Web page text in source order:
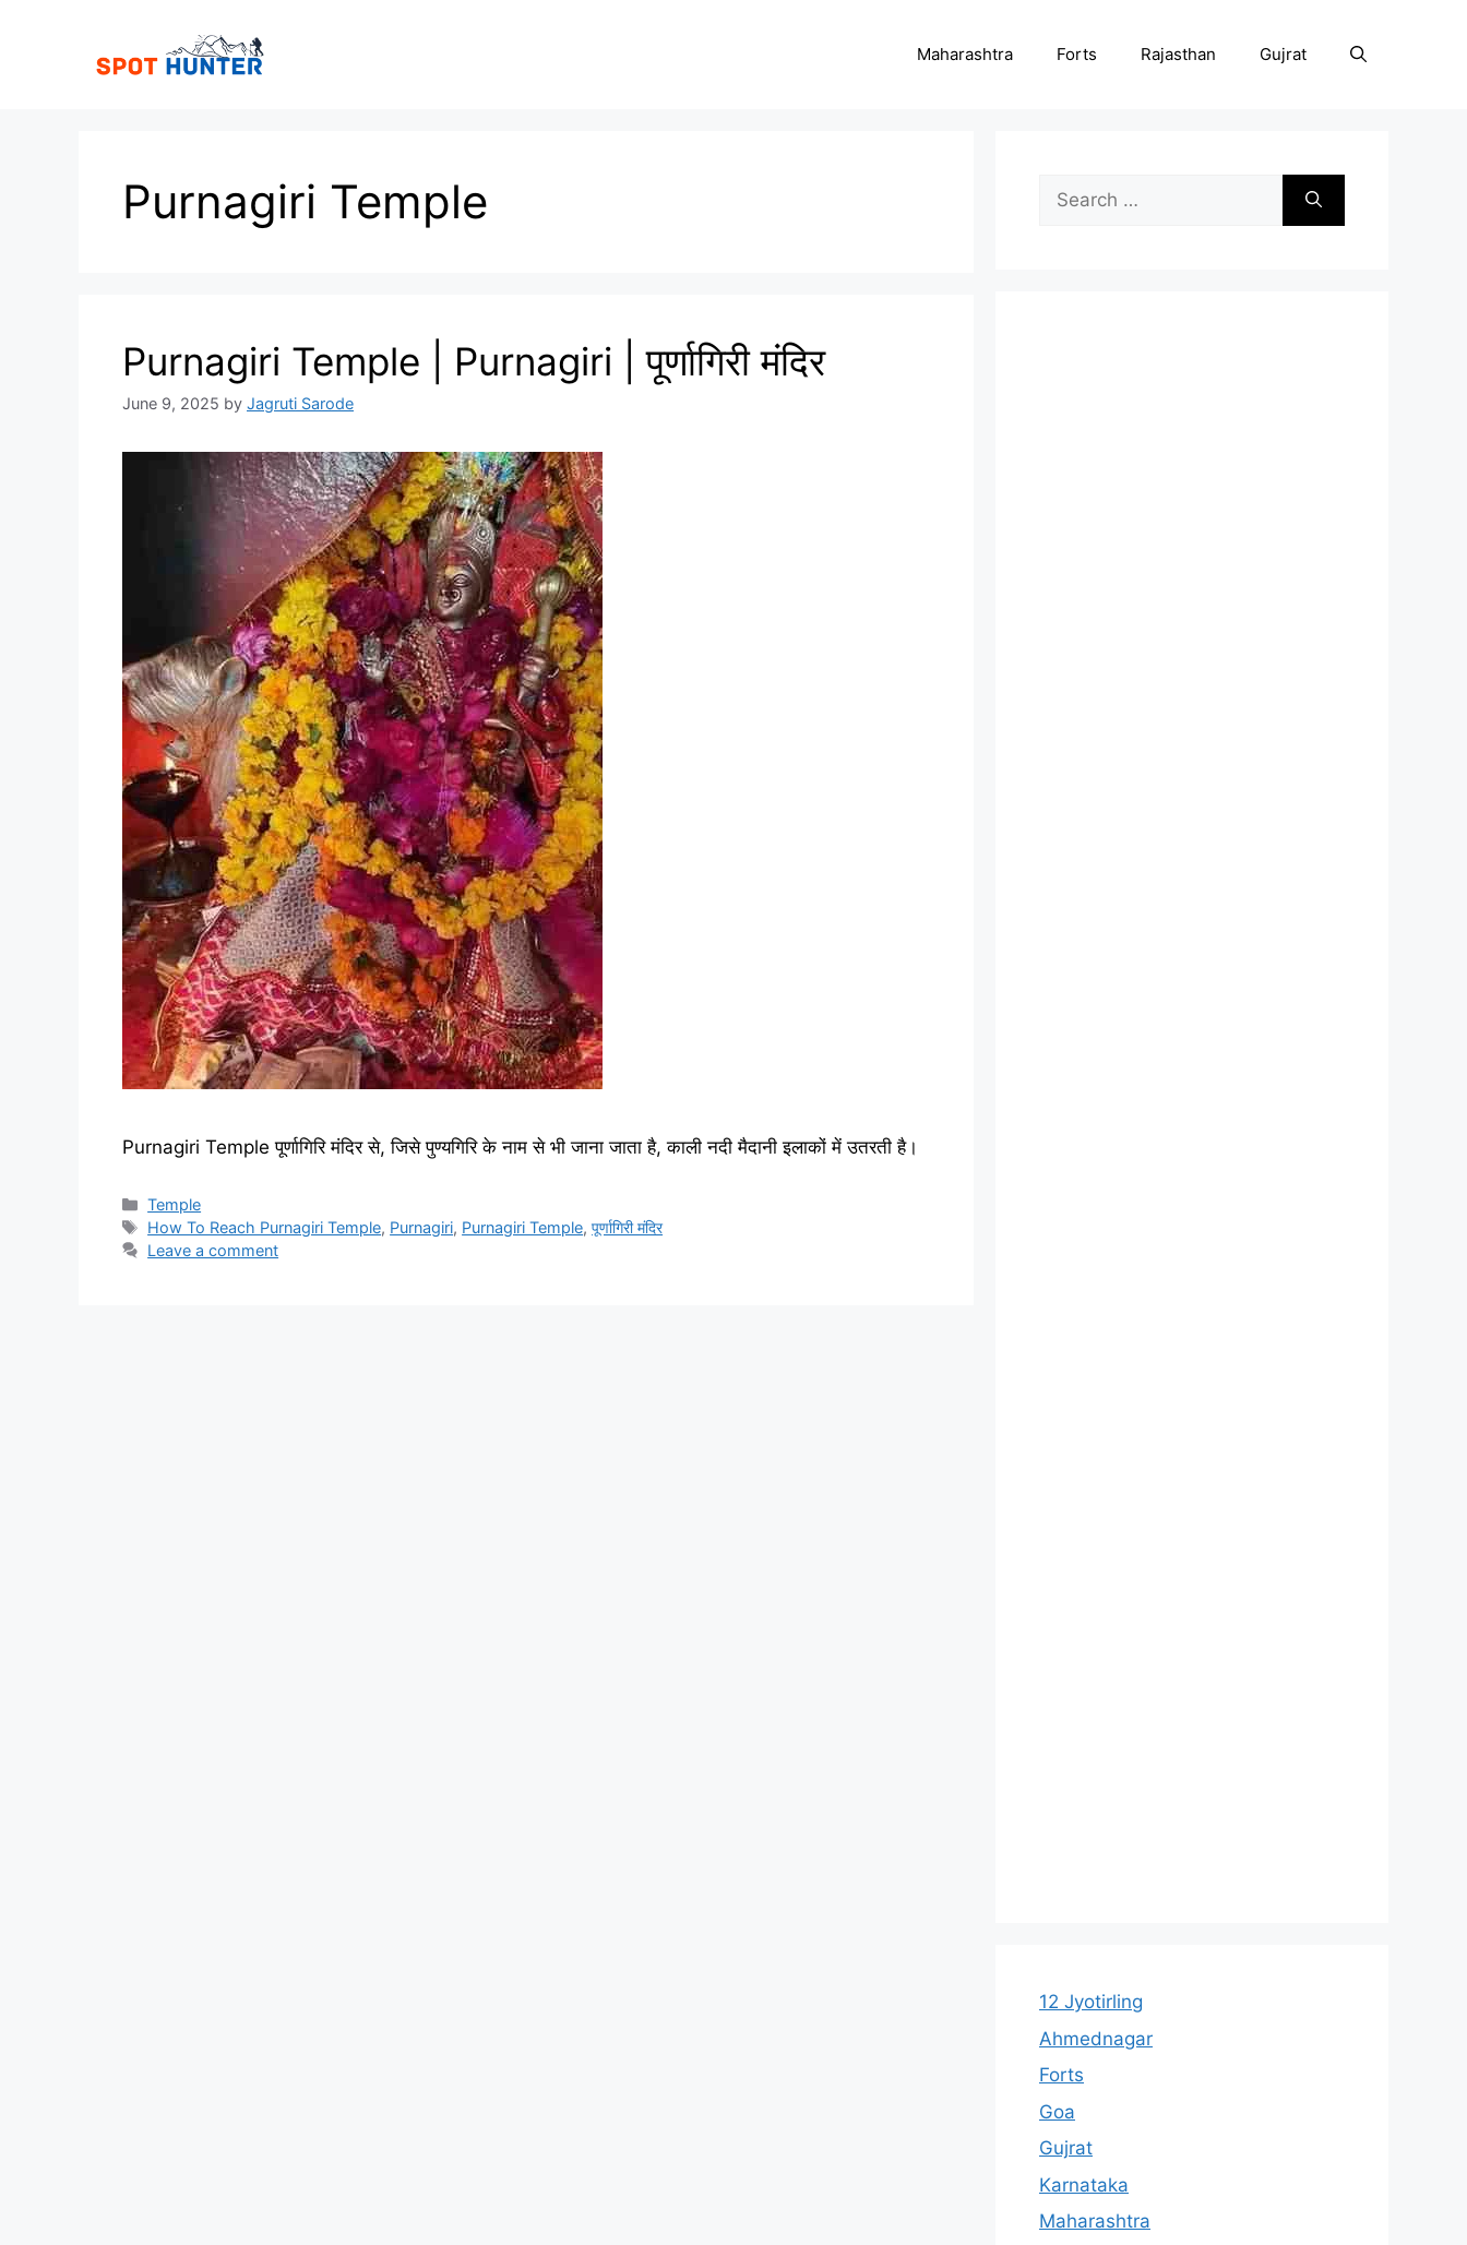
Maharashtra Forts Rajasthan Gujrat
Purnagiri Temple
Purnagiri Temple | Purnagiri | पूर्णागिरी मंदिर
June 9, 2025 by Jagruti Sarode
Purnagiri Temple पूर्णागिरि मंदिर से, जिसे पुण्यगिरि के नाम से भी जाना जाता है, काली नदी मैदानी इलाकों में उतरती है।
Categories
Temple
Tags
How To Reach Purnagiri Temple, Purnagiri, Purnagiri Temple,पूर्णागिरी मंदिर
Leave a comment
Search
for:
12 Jyotirling
Ahmednagar
Forts
Goa
Gujrat
Karnataka
Maharashtra